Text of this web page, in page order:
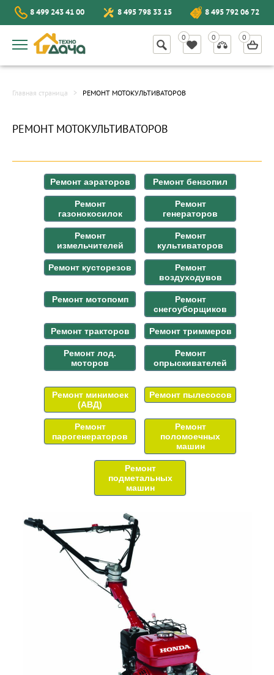
8 499 243 41 00 8 495 798 33 15 8 495 792 06 72
Главная страница РЕМОНТ МОТОКУЛЬТИВАТОРОВ
РЕМОНТ МОТОКУЛЬТИВАТОРОВ
Ремонт аэраторов Ремонт бензопил
Ремонт
газонокосилок
Ремонт
генераторов
Ремонт
измельчителей
Ремонт
культиваторов
Ремонт кусторезов
Ремонт
воздуходувов
Ремонт мотопомп
Ремонт
снегоуборщиков
Ремонт тракторов Ремонт триммеров
Ремонт лод.
моторов
Ремонт
опрыскивателей
Ремонт минимоек
(АВД)
Ремонт пылесосов
Ремонт
парогенераторов
Ремонт
поломоечных
машин
Ремонт
подметальных
машин